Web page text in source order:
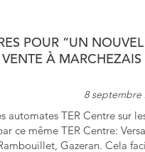
POUR “UN NOUVEL
À MARCHEZAIS
8 septembre
automates TER Centre sur
ce même TER Centre:
Gazeran. Cela